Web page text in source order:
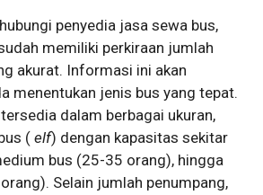
penyedia jasa sewa bus,
memiliki perkiraan jumlah
akurat. Informasi ini akan
menentukan jenis bus yang tepat.
dalam berbagai ukuran,
(elf) dengan kapasitas sekitar
bus (25-35 orang), hingga
Selain jumlah penumpang,